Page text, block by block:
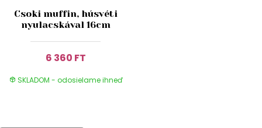
Csoki muffin, húsvéti
nyulacskával 16cm
6 360 FT
SKLADOM - odosielame ihneď